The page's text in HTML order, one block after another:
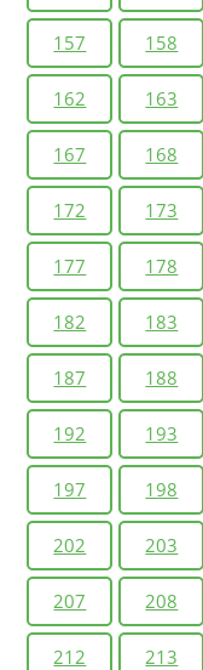
157 158
162 163
167 168
172 173
177 178
182 183
187 188
192 193
197 198
202 203
207 208
212 213